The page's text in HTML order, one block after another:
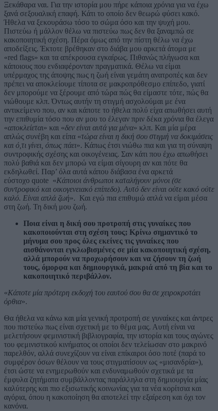
Ξεκάθαρα ναι. Για την ιστορία μου πήρε κάποια χρόνια για να έχω
ξανά σεξουαλική επαφή. Κάτι το οποίο δεν θεωρώ φύσει κακό.
Ήθελα να ξεκουράσω τόσο το σώμα όσο και την ψυχή μου.
Πιστεύω ή μάλλον θέλω να πιστεύω πως δεν θα ξαναμπώ σε
κακοποιητική σχέση. Πέρα όμως από την πίστη θέλω να έχω
αποδείξεις. Έκτοτε βρέθηκαν στο διάβα μου αρκετά άτομα με
«red flags» και τα απέκρουσα εγκαίρως. Πιθανώς πλήγωσα και
κάποιους που ενδιαφέρονταν πραγματικά. Θέλω να είμαι
υπέρμαχος της άποψης πως η ζωή είναι γεμάτη ανατροπές και δεν
πρέπει να αποκλείουμε τίποτα σε μακροπρόθεσμο επίπεδο, γιατί
δεν μπορούμε να ξέρουμε από τώρα πώς θα είμαστε τότε, πώς θα
νιώθουμε κλπ. Όντως αυτήν τη στιγμή ασχολούμαι με ένα
αντικείμενο που, αν και κάποτε το ήθελα πολύ είχα απωθήσει αυτή
την επιθυμία τόσο που αν μου το έλεγαν πριν δέκα χρόνια θα έλεγα
«αποκλείεται» και «δεν είναι αυτά για μένα» κλπ. Και μία μέρα
απλώς συνέβη και είπα «τώρα είναι η δική σου στιγμή να δοκιμάσεις
και ό,τι γίνει, όπως πάει». Κάπως έτσι νιώθω πια και για τη σύναψη
συντροφικής σχέσης και οικογένειας. Σαν κάτι που έχω απωθήσει
πολύ βαθιά και δεν μπορώ να είμαι σίγουρη αν και πότε θα
εκδηλωθεί. Παρ’ όλα αυτά κάπου διάβασα ένα αρκετά
εύστοχο quote «Κάποιοι άνθρωποι καταλήγουν μόνοι (σε
συντροφικό και οικογενειακό επίπεδο). Αυτό δεν είναι ούτε κακό ούτε
καλό. Είναι απλά ζωή». Και εγώ πια επιθυμώ απλά να είμαι μέσα
στη ζωή. Τη δική μου ζωή.
Ποια είναι η δική σου προτροπή στις γυναίκες που
κακοποιούνται στη σχέση τους; Κρίνω σημαντικό το
μήνυμα σου προς όλες εκείνες τις γυναίκες που
αισθάνονται εγκλωβισμένες σε μία κακοποιητική σχέση,
αλλά μπορούν να προχωρήσουν και να ζήσουν τη ζωή
τους, όμορφα και δημιουργικά, μακριά από τη βία και το
κακοποιητικό περιβάλλον.
«Κάποτε μία πρότερη εκδοχή του εαυτού σου θα σε χειροκροτάει
όρθια».
Θα ήθελα να κάνω και μία γενική προτροπή σε γυναίκες και άντρες
που πιστεύω πως είναι σχετική με το θέμα μας. Αυτή είναι να
μελετήσουν φεμινιστική βιβλιογραφία, την ιστορία και τους αγώνες
του φεμινιστικού κινήματος οι οποίοι δεν τελείωσαν στο μακρινό
παρελθόν, αλλά συνεχίζουν να είναι επίκαιροι όσο ποτέ (παρά το
συμφέρον όσων θέλουν να τους στιγματίσουν ως «μισανδρία»),
έτσι ώστε να ενημερωθούν και ενδυναμωθούν σχετικά με τα
έμφυλα ζητήματα συμβάλλοντας παράλληλα στη δημιουργία μίας
καλύτερης και πιο εξισωτικής κοινωνίας για τα νέα κορίτσια και
αγόρια, όπου η κακοποίηση θα αποτελεί την εξαίρεση και όχι τον
κανόνα.